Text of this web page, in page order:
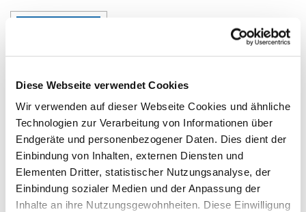
Diese Webseite verwendet Cookies
Wir verwenden auf dieser Webseite Cookies und ähnliche
Technologien zur Verarbeitung von Informationen über
Endgeräte und personenbezogener Daten. Dies dient der
Einbindung von Inhalten, externen Diensten und
Elementen Dritter, statistischer Nutzungsanalyse, der
Einbindung sozialer Medien und der Anpassung der
Inhalte an ihre Nutzungsgewohnheiten. Diese Einwilligung
Wermutstropfen Steuern bei Abfindungen?
Was Sie Ihren Mandanten raten sollten, um die
Steuerlast so klein wie möglich zu halten.